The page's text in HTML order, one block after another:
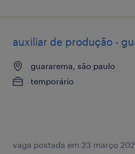
auxiliar de produção -
guararema, são paulo
temporário
vaga postada em 23 março